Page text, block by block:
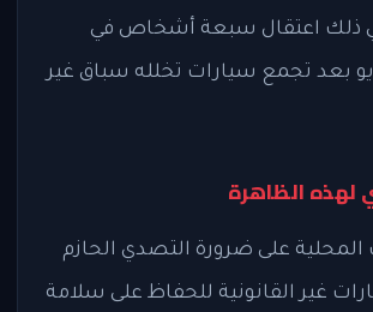
في ذلك اعتقال سبعة أشخاص في
بعد تجمع سيارات تخلله سباق غير
لهذه الظاهرة
على ضرورة التصدي الحازم
غير القانونية للحفاظ على سلامة